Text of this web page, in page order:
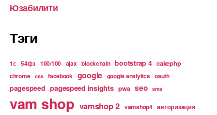
Юзабилити
Тэги
1с 54фз 100/100 ajax blockchain bootstrap 4 cakephp
chrome css facebook google google analytics oauth
pagespeed pagespeed insights pwa seo sms
vam shop vamshop 2 vamshop4 авторизация